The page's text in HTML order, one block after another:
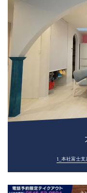
1_本社富士支